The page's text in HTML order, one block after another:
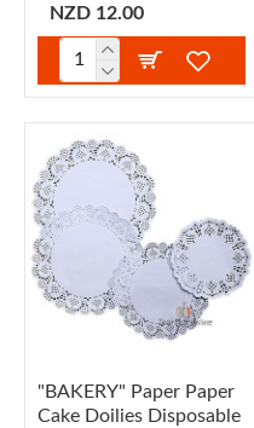
NZD 12.00
"BAKERY" Paper Paper
Cake Doilies Disposable